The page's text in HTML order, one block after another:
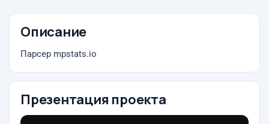
Описание
Парсер mpstats.io
Презентация проекта